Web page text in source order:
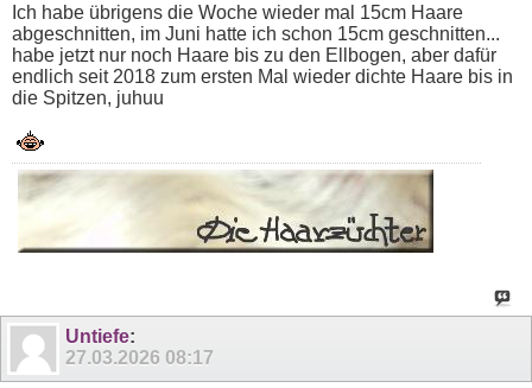
Ich habe übrigens die Woche wieder mal 15cm Haare
abgeschnitten, im Juni hatte ich schon 15cm geschnitten...
habe jetzt nur noch Haare bis zu den Ellbogen, aber dafür
endlich seit 2018 zum ersten Mal wieder dichte Haare bis in
die Spitzen, juhuu
Untiefe:
27.03.2026 08:17